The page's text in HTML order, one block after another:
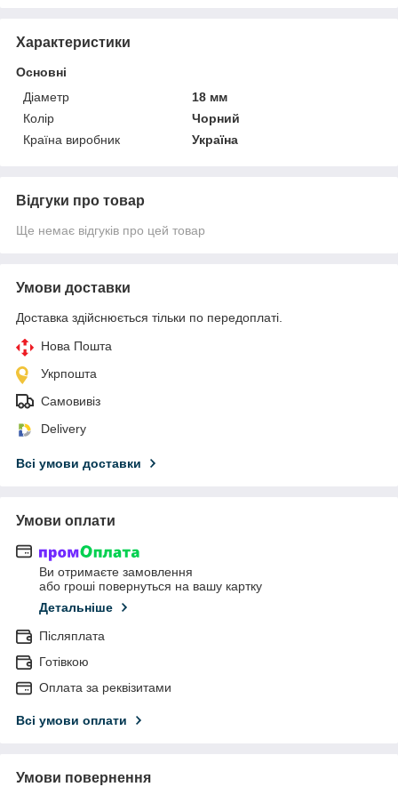
Характеристики
Основні
Діаметр
18 мм
Колір
Чорний
Країна виробник
Україна
Відгуки про товар
Ще немає відгуків про цей товар
Умови доставки
Доставка здійснюється тільки по передоплаті.
Нова Пошта
Укрпошта
Самовивіз
Delivery
Всі умови доставки
Умови оплати
Ви отримаєте замовлення
або гроші повернуться на вашу картку
Детальніше
Післяплата
Готівкою
Оплата за реквізитами
Всі умови оплати
Умови повернення